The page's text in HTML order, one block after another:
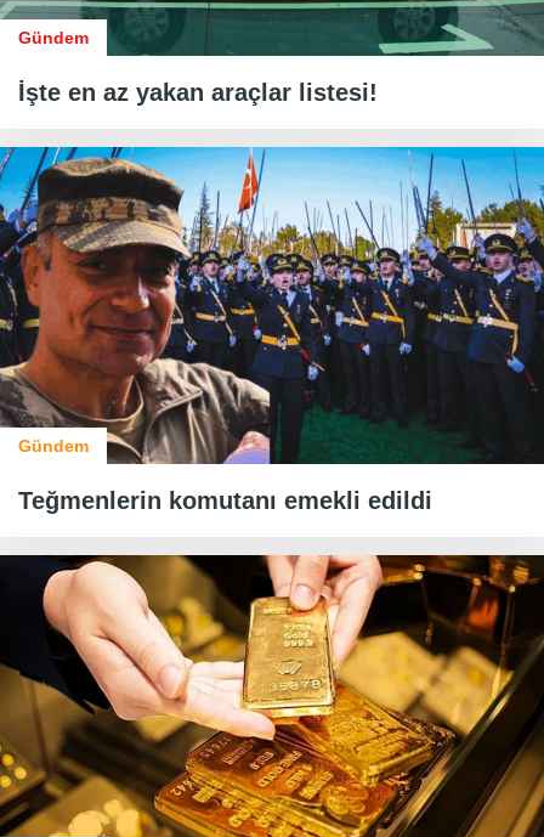
Gündem
İşte en az yakan araçlar listesi!
Gündem
Teğmenlerin komutanı emekli edildi